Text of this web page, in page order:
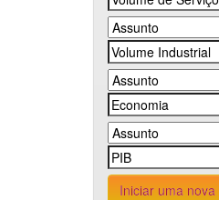
Iniciar uma